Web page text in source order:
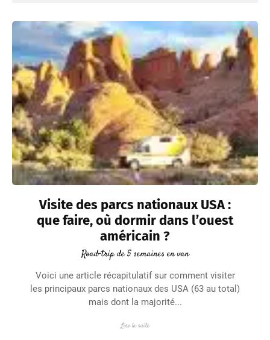
Visite des parcs nationaux USA :
que faire, où dormir dans l’ouest
américain ?
Road-trip de 5 semaines en van
Voici une article récapitulatif sur comment visiter
les principaux parcs nationaux des USA (63 au total)
mais dont la majorité...
Lire la suite